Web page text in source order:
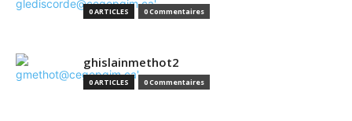
0 ARTICLES 0 Commentaires
ghislainmethot2
0 ARTICLES 0 Commentaires